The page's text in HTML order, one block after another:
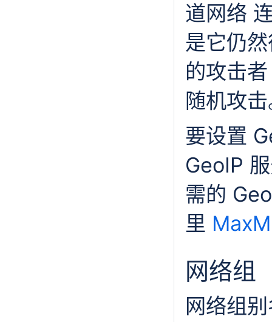
道网络
是它仍
的攻击
随机攻
要设置
GeoIP
需的
里
网络组
网络组